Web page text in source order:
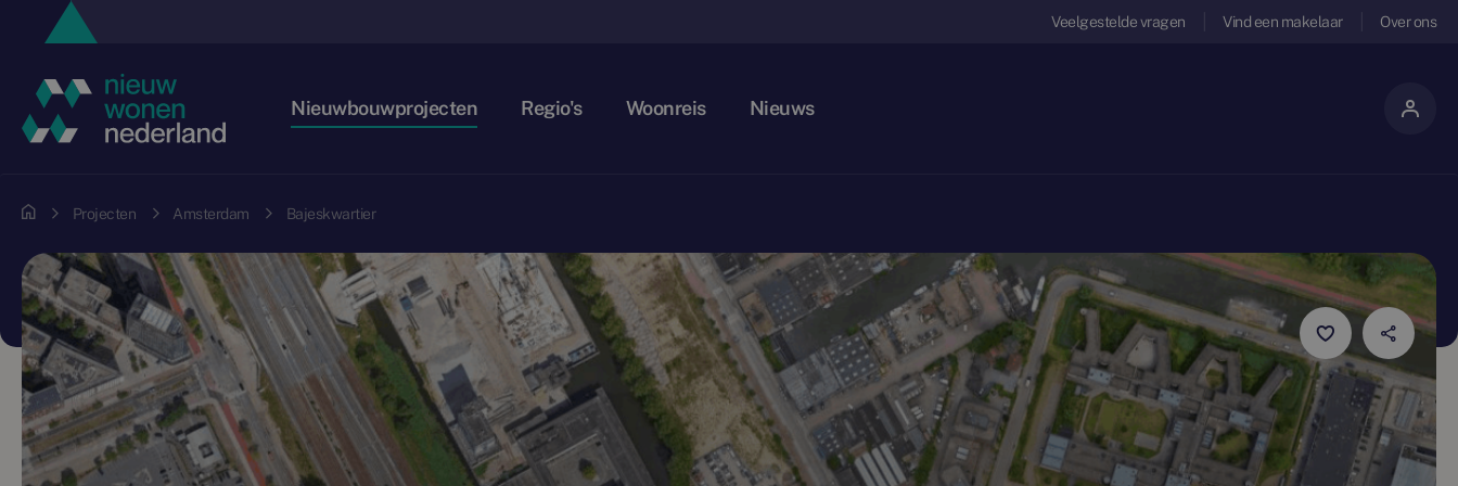
Veelgestelde vragen Vind een makelaar Over ons
Nieuwbouwprojecten Regio's Woonreis Nieuws
Projecten Amsterdam Bajeskwartier